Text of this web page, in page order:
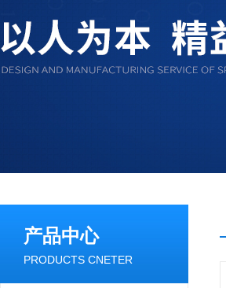
产品中心
PRODUCTS CNETER